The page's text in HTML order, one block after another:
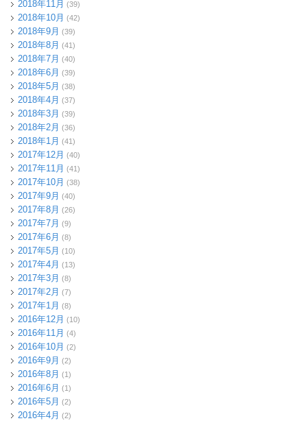
2018年11月 (39)
2018年10月 (42)
2018年9月 (39)
2018年8月 (41)
2018年7月 (40)
2018年6月 (39)
2018年5月 (38)
2018年4月 (37)
2018年3月 (39)
2018年2月 (36)
2018年1月 (41)
2017年12月 (40)
2017年11月 (41)
2017年10月 (38)
2017年9月 (40)
2017年8月 (26)
2017年7月 (9)
2017年6月 (8)
2017年5月 (10)
2017年4月 (13)
2017年3月 (8)
2017年2月 (7)
2017年1月 (8)
2016年12月 (10)
2016年11月 (4)
2016年10月 (2)
2016年9月 (2)
2016年8月 (1)
2016年6月 (1)
2016年5月 (2)
2016年4月 (2)